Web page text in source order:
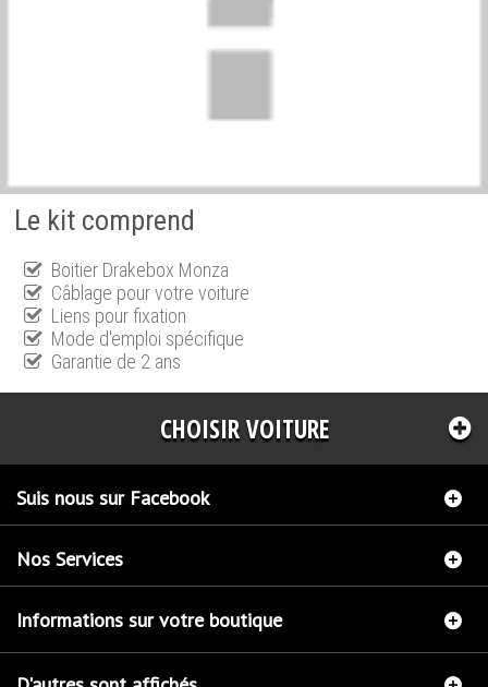
Le kit comprend
Boitier Drakebox Monza
Câblage pour votre voiture
Liens pour fixation
Mode d'emploi spécifique
Garantie de 2 ans
CHOISIR VOITURE
Suis nous sur Facebook
Nos Services
Informations sur votre boutique